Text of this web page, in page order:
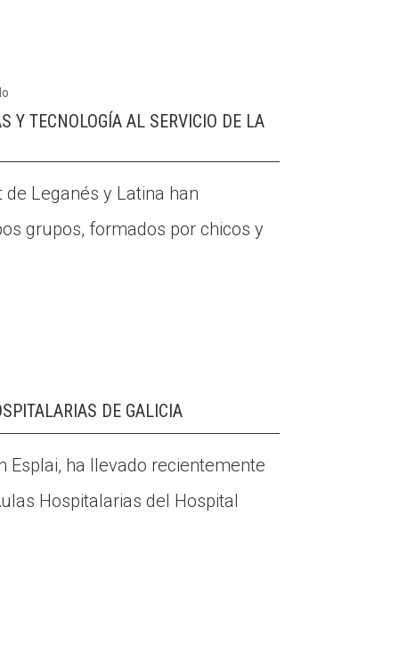
Y TECNOLOGÍA AL SERVICIO DE LA
Leganés y Latina han
grupos, formados por chicos y
DE GALICIA
Esplai, ha llevado recientemente
Hospitalarias del Hospital